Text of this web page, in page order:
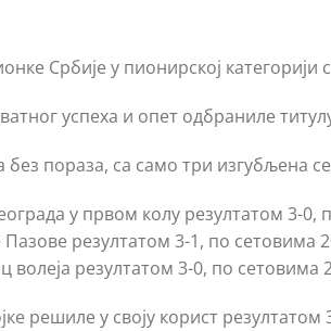
Србије у пионирској категорији
успеха и опет одбраниле
без пораза, са само три изгубљена
у првом колу резултатом 3-0,
резултатом 3-1, по сетовима
резултатом 3-0, по сетовима
решиле у своју корист